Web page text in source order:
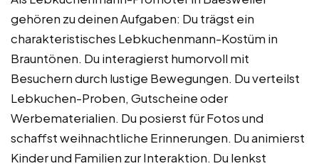
gehören zu deinen Aufgaben: Du trägst ein
charakteristisches Lebkuchenmann-Kostüm in
Brauntönen. Du interagierst humorvoll mit
Besuchern durch lustige Bewegungen. Du verteilst
Lebkuchen-Proben, Gutscheine oder
Werbematerialien. Du posierst für Fotos und
schaffst weihnachtliche Erinnerungen. Du animierst
Kinder und Familien zur Interaktion. Du lenkst